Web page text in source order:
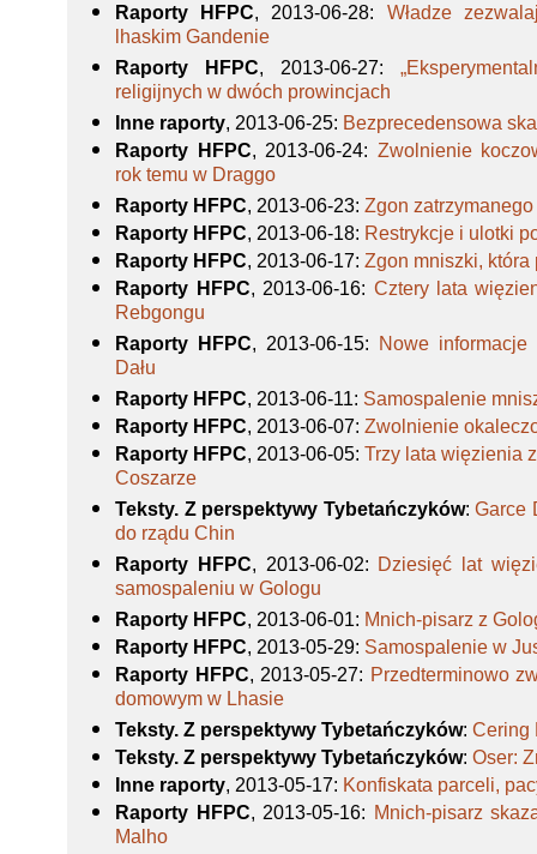
Raporty HFPC, 2013-06-28: Władze
lhaskim Gandenie
Raporty HFPC, 2013-06-27:
religijnych w dwóch prowincjach
Inne raporty, 2013-06-25: Bezprecedensowa
Raporty HFPC, 2013-06-24: Zwolnienie
rok temu w Draggo
Raporty HFPC, 2013-06-23:Zgon
Raporty HFPC, 2013-06-18: Restrykcje i ulotki
Raporty HFPC, 2013-06-17:Zgon mniszki, która
Raporty HFPC, 2013-06-16: Cztery lata
Rebgongu
Raporty HFPC, 2013-06-15: Nowe
Dału
Raporty HFPC, 2013-06-11: Samospalenie
Raporty HFPC, 2013-06-07:Zwolnienie
Raporty HFPC, 2013-06-05:Trzy lata więzienia
Coszarze
Teksty. Z perspektywy Tybetańczyków:Garce
do rządu Chin
Raporty HFPC, 2013-06-02: Dziesięć lat
samospaleniu w Gologu
Raporty HFPC, 2013-06-01: Mnich-pisarz z
Raporty HFPC, 2013-05-29: Samospalenie w
Raporty HFPC, 2013-05-27: Przedterminowo
domowym w Lhasie
Teksty. Z perspektywy Tybetańczyków:Cering
Teksty. Z perspektywy Tybetańczyków:Oser:
Inne raporty, 2013-05-17: Konfiskata parceli,
Raporty HFPC, 2013-05-16: Mnich-pisarz
Malho